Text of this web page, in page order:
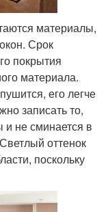
материалы,
Срок
покрытия
материала.
его легче
записать то,
не сминается в
оттенок
поскольку